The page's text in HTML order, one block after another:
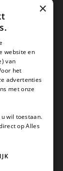
×
website en
van
het
advertenties
met onze
wil toestaan.
op Alles